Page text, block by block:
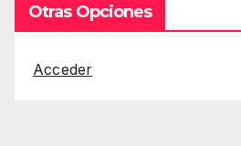
Otras Opciones
Acceder